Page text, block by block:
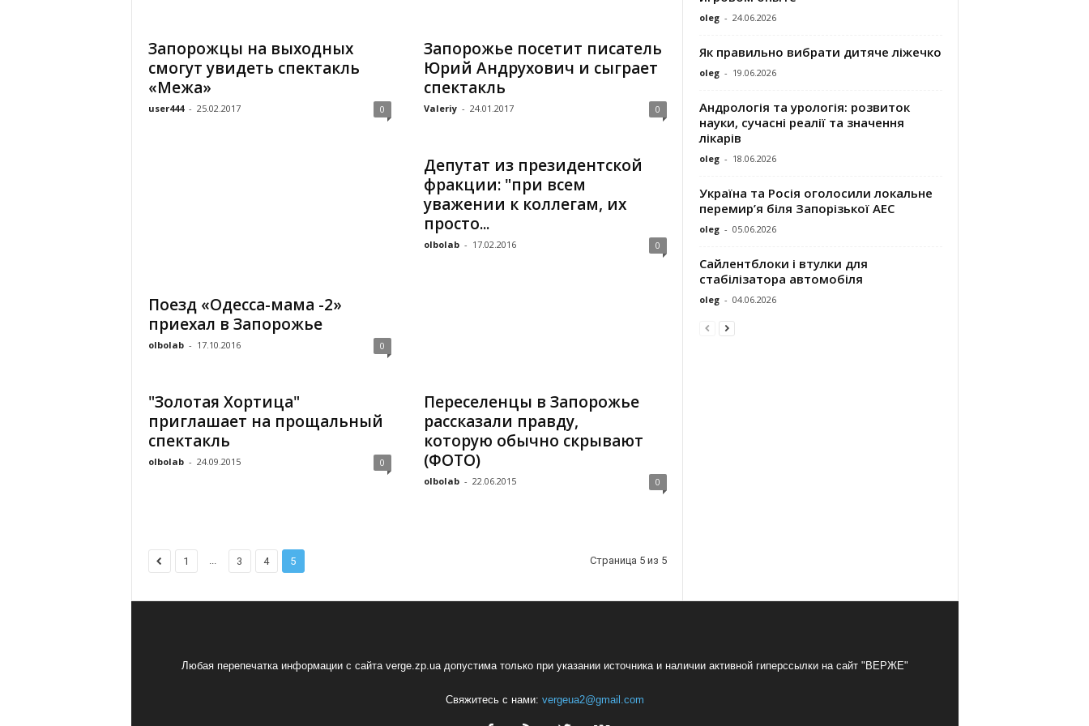
Запорожцы на выходных
смогут увидеть спектакль
«Межа»
user444 - 25.02.2017 0
Запорожье посетит писатель
Юрий Андрухович и сыграет
спектакль
Valeriy - 24.01.2017 0
Поезд «Одесса-мама -2»
приехал в Запорожье
olbolab - 17.10.2016 0
Депутат из президентской
фракции: "при всем
уважении к коллегам, их
просто...
olbolab - 17.02.2016 0
"Золотая Хортица"
приглашает на прощальный
спектакль
olbolab - 24.09.2015 0
Переселенцы в Запорожье
рассказали правду,
которую обычно скрывают
(ФОТО)
olbolab - 22.06.2015 0
1 ... 3 4 5 Страница 5 из 5
oleg - 24.06.2026
Як правильно вибрати дитяче ліжечко
oleg - 19.06.2026
Андрологія та урологія: розвиток
науки, сучасні реалії та значення
лікарів
oleg - 18.06.2026
Україна та Росія оголосили локальне
перемир’я біля Запорізької АЕС
oleg - 05.06.2026
Сайлентблоки і втулки для
стабілізатора автомобіля
oleg - 04.06.2026
Любая перепечатка информации с сайта verge.zp.ua допустима только при указании источника и наличии активной гиперссылки на сайт "ВЕРЖЕ"
Свяжитесь с нами: vergeua2@gmail.com